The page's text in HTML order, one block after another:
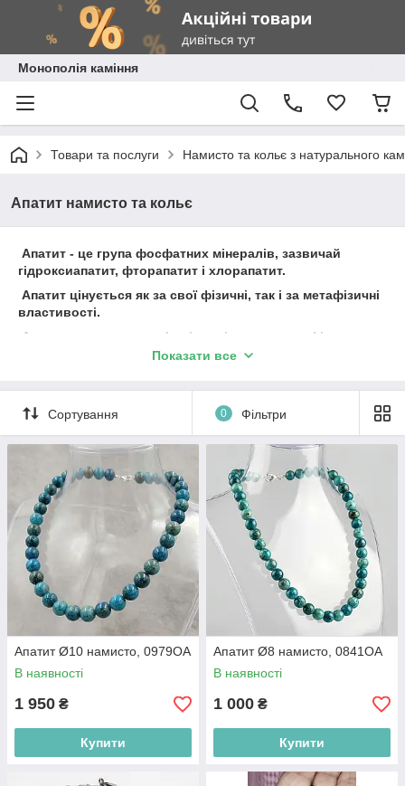
Монополія каміння
Товари та послуги Намисто та кольє з натурального
Апатит намисто та кольє
Апатит - це група фосфатних мінералів, зазвичай
гідроксиапатит, фторапатит і хлорапатит.
Апатит цінується як за свої фізичні, так і за метафізичні
властивості.
Апатит сприяє здоров'ю кісток і загальному фізичному
благополуччю. З метафізичної точки зору апатит
проникливістю. Апатит - це кристал натхнення, інтелекту
та особистісного зростання, що робить його потужним
інструментом для тих, хто прагне розширити свої знання
та обізнаність.
Показати все
Сортування 0 Фільтри
Апатит Ø10 намисто, 0979ОА
В наявності
1 950 ₴
Купити
Апатит Ø8 намисто, 0841ОА
В наявності
1 000 ₴
Купити